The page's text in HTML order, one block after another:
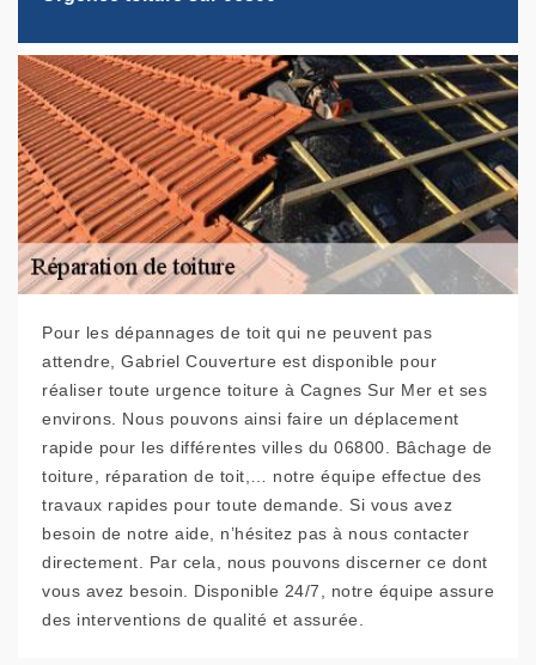
Pour les dépannages de toit qui ne peuvent pas
attendre, Gabriel Couverture est disponible pour
réaliser toute urgence toiture à Cagnes Sur Mer et ses
environs. Nous pouvons ainsi faire un déplacement
rapide pour les différentes villes du 06800. Bâchage de
toiture, réparation de toit,… notre équipe effectue des
travaux rapides pour toute demande. Si vous avez
besoin de notre aide, n’hésitez pas à nous contacter
directement. Par cela, nous pouvons discerner ce dont
vous avez besoin. Disponible 24/7, notre équipe assure
des interventions de qualité et assurée.